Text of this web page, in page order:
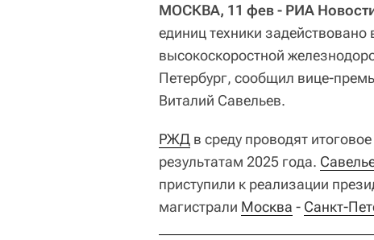
МОСКВА, 11 фев - РИА
единиц техники
высокоскоростной
Петербург, сообщил вице-
Виталий Савельев.
РЖД в среду проводят
результатам 2025 года.
приступили к реализации
магистрали Москва - Санкт-